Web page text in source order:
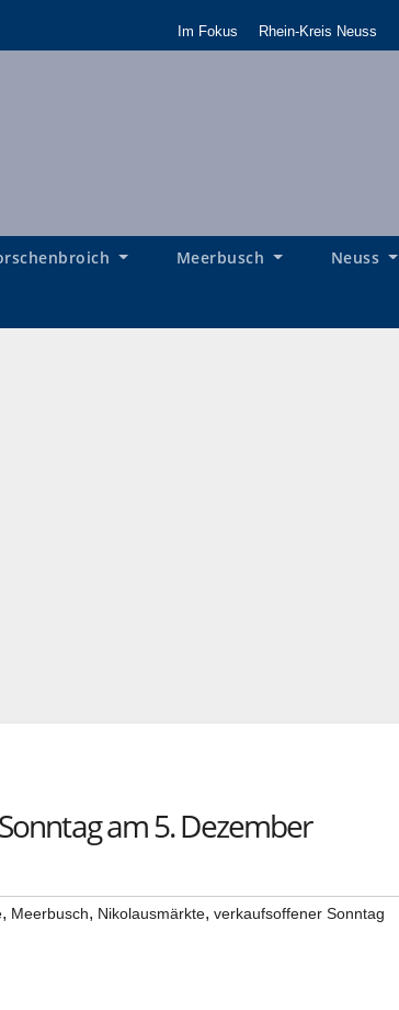
Im Fokus Rhein-Kreis Neuss
Meerbusch Neuss
am 5. Dezember
, Meerbusch, Nikolausmärkte, verkaufsoffener Sonntag